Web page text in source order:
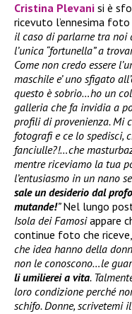
Cristina Plevani si è
ricevuto l’ennesima
il caso di parlarne tra noi
l’unica “fortunella” a
Come non credo essere
maschile e’ uno sfigato
questo è sobrio…ho un
galleria che fa invidia a
profili di provenienza. Mi
fotografi e ce lo spedisci,
fanciulle?!…che
mentre riceviamo la tua
l’entusiasmo in un nano
sale un desiderio dal
mutande!”Nel lungo
Isola dei Famosiappare
continue foto che
che idea hanno della
non le conoscono…le
li umilierei a vita.
loro condizione perché
schifo. Donne, scrivetemi